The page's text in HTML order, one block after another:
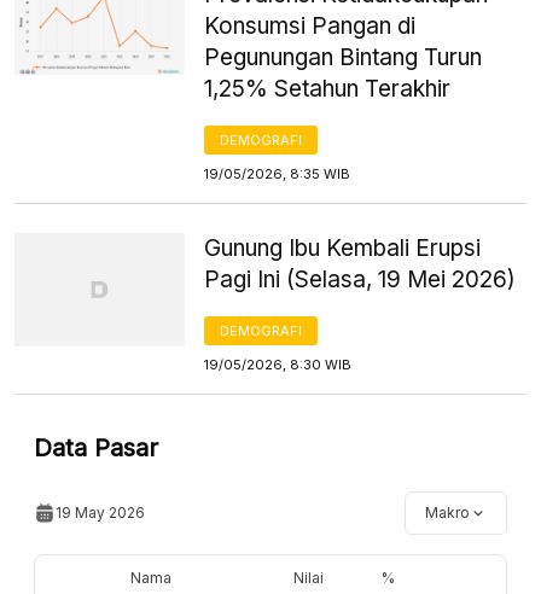
Konsumsi Pangan di
Pegunungan Bintang Turun
1,25% Setahun Terakhir
DEMOGRAFI
19/05/2026, 8:35 WIB
Gunung Ibu Kembali Erupsi
Pagi Ini (Selasa, 19 Mei 2026)
DEMOGRAFI
19/05/2026, 8:30 WIB
Data Pasar
19 May 2026 Makro
Nama Nilai %